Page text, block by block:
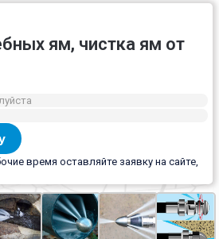
ям, чистка ям от
время оставляйте заявку на сайте,